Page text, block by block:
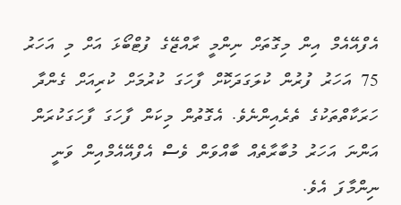
އެފްއޭއެމް އިން މިގޮތަށް ނިންމީ ރާއްޖޭގެ ފުޓްބޯޅަ އަށް މި އަހަރު
75 އަހަރު ފުރުން ކުލަގަދަކޮށް ފާހަގަ ކުރުމަށް ކުރިއަށް ގެންދާ
ހަރަކާތްތަކުގެ ތެރެއިންނެވެ. އެގޮތުން މިކަން ފާހަގަ ފާހަގަކުރަން
އަންނަ އަހަރު މުބާރާތެއް ބާއްވަން ވެސް އެފްއޭއެމްއިން ވަނީ
ނިންމާފަ އެވެ.